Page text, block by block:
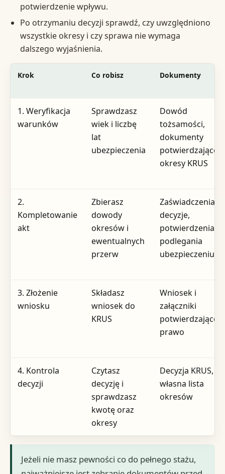
potwierdzenie wpływu.
Po otrzymaniu decyzji sprawdź, czy uwzględniono
wszystkie okresy i czy sprawa nie wymaga
dalszego wyjaśnienia.
Krok Co robisz Dokumenty
1. Weryfikacja
warunków
Sprawdzasz
wiek i liczbę
lat
ubezpieczenia
Dowód
tożsamości,
dokumenty
potwierdzające
okresy KRUS
2.
Kompletowanie
akt
Zbierasz
dowody
okresów i
ewentualnych
przerw
Zaświadczenia,
decyzje,
potwierdzenia
podlegania
ubezpieczeniu
3. Złożenie
wniosku
Składasz
wniosek do
KRUS
Wniosek i
załączniki
potwierdzające
prawo
4. Kontrola
decyzji
Czytasz
decyzję i
sprawdzasz
kwotę oraz
okresy
Decyzja KRUS,
własna lista
okresów
Jeżeli nie masz pewności co do pełnego stażu,